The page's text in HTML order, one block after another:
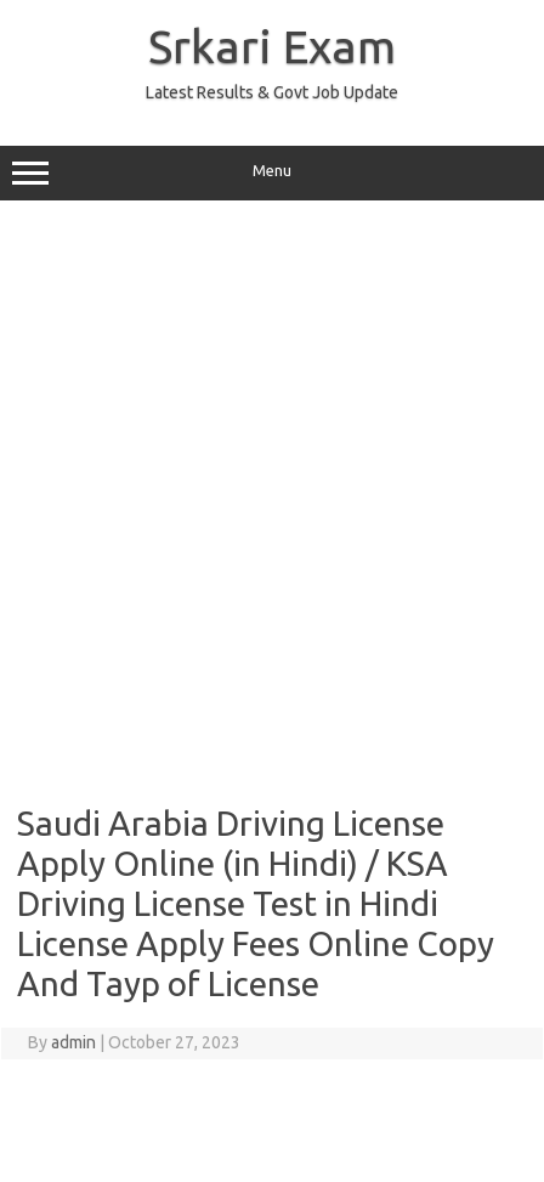
Srkari Exam
Latest Results & Govt Job Update
Menu
Saudi Arabia Driving License
Apply Online (in Hindi) / KSA
Driving License Test in Hindi
License Apply Fees Online Copy
And Tayp of License
Byadmin October 27, 2023